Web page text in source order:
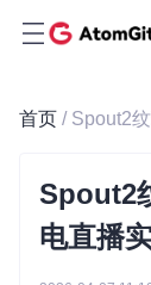
首页 / Spout2
Spout2
电直播